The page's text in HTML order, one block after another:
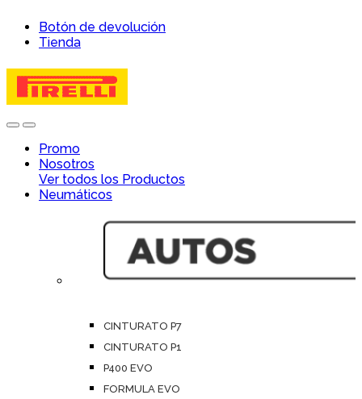
navigation
content
Botón de devolución
Tienda
OpenClose
Promo
Nosotros
Ver todos los Productos
Neumáticos
CINTURATO P7
CINTURATO P1
P400 EVO
FORMULA EVO